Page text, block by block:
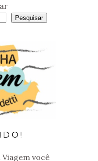
Pesquisar
você